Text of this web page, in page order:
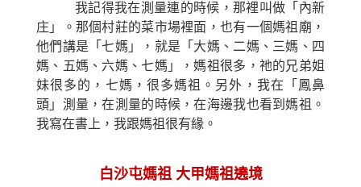
我記得我在測量連的時候，那裡叫做「內新
庄」。那個村莊的菜市場裡面，也有一個媽祖廟，
他們講是「七媽」，就是「大媽、二媽、三媽、四
媽、五媽、六媽、七媽」，媽祖很多，祂的兄弟姐
妹很多的，七媽，很多媽祖。另外，我在「鳳鼻
頭」測量，在測量的時候，在海邊我也看到媽祖。
我寫在書上，我跟媽祖很有緣。
白沙屯媽祖 大甲媽祖遶境